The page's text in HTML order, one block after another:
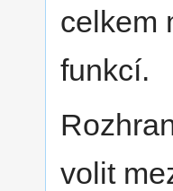
celkem
funkcí.
volit